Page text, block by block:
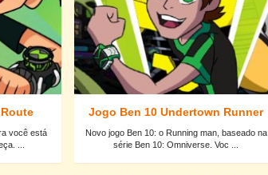
você está
...
Jogo Ben 10 Undertown Runner
Novo jogo Ben 10: o Running man, baseado na
série Ben 10: Omniverse. Voc ...